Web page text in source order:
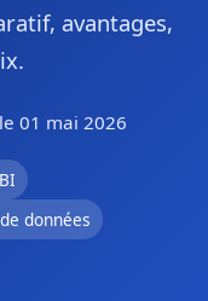
avantages,
01 mai 2026
données